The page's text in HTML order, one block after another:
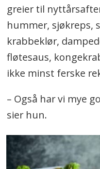
greier til
hummer, sjøkreps,
krabbeklør,
fløtesaus,
ikke minst ferske
– Også har vi mye
sier hun.